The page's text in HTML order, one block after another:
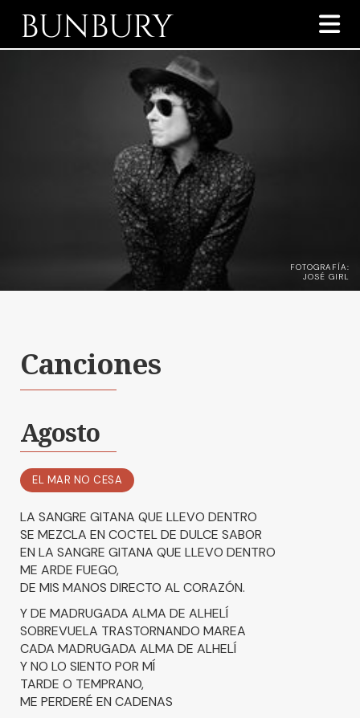
BUNBURY 
FOTOGRAFÍA:
JOSÉ GIRL
Canciones
Agosto
EL MAR NO CESA
LA SANGRE GITANA QUE LLEVO DENTRO
SE MEZCLA EN COCTEL DE DULCE SABOR
EN LA SANGRE GITANA QUE LLEVO DENTRO
ME ARDE FUEGO,
DE MIS MANOS DIRECTO AL CORAZÓN.
Y DE MADRUGADA ALMA DE ALHELÍ
SOBREVUELA TRASTORNANDO MAREA
CADA MADRUGADA ALMA DE ALHELÍ
Y NO LO SIENTO POR MÍ
TARDE O TEMPRANO,
ME PERDERÉ EN CADENAS